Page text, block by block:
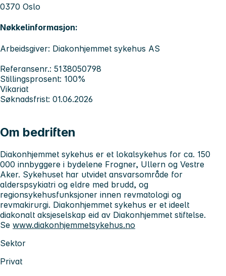
0370 Oslo
Nøkkelinformasjon:
Arbeidsgiver: Diakonhjemmet sykehus AS
Referansenr.: 5138050798
Stillingsprosent: 100%
Vikariat
Søknadsfrist: 01.06.2026
Om bedriften
Diakonhjemmet sykehus er et lokalsykehus for ca. 150
000 innbyggere i bydelene Frogner, Ullern og Vestre
Aker. Sykehuset har utvidet ansvarsområde for
alderspsykiatri og eldre med brudd, og
regionsykehusfunksjoner innen revmatologi og
revmakirurgi. Diakonhjemmet sykehus er et ideelt
diakonalt aksjeselskap eid av Diakonhjemmet stiftelse.
Se www.diakonhjemmetsykehus.no
Sektor
Privat